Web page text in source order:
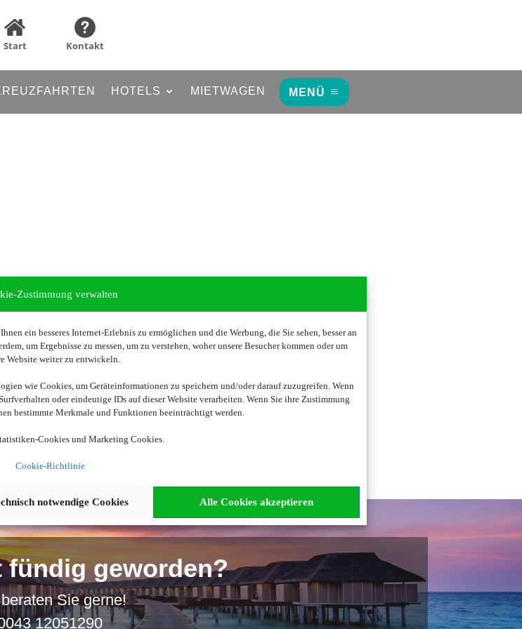
Zustimmung verwalten
ein besseres Internet-Erlebnis zu ermöglichen und die Werbung, die Sie sehen, besser an
um Ergebnisse zu messen, um zu verstehen, woher unsere Besucher kommen oder um
Website weiter zu entwickeln.
wie Cookies, um Geräteinformationen zu speichern und/oder darauf zuzugreifen. Wenn
oder eindeutige IDs auf dieser Website verarbeiten. Wenn Sie ihre Zustimmung
bestimmte Merkmale und Funktionen beeinträchtigt werden.
Cookies und Marketing Cookies.
Cookie-Richtlinie
Alle Cookies akzeptieren
notwendige Cookies
Start Kontakt
HOTELS MIETWAGEN MENÜ
Ihre Einwilligung
die Cookies. Es werden ggf. personenbezogene Daten verarbeitet.
akzeptieren
fündig geworden?
Sie gerne!
12051290